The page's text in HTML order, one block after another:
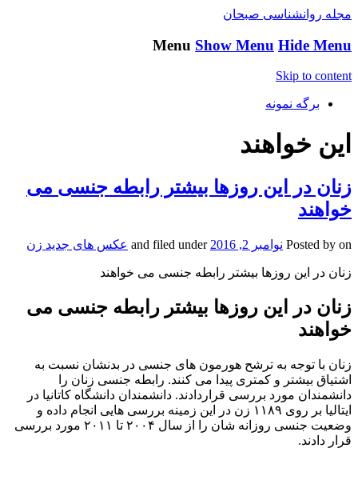
مجله روانشناسی صبحان
Menu Show Menu Hide Menu
Skip to content
برگه نمونه
این خواهند
زنان در این روزها بیشتر رابطه جنسی می
خواهند
Posted by on نوامبر 2, 2016 and filed under عکس های جدید زن
زنان در این روزها بیشتر رابطه جنسی می خواهند
زنان در این روزها بیشتر رابطه جنسی می
خواهند
زنان با توجه به ترشح هورمون های جنسی در بدنشان نسبت به
اشتیاق بیشتر و کمتری پیدا می کنند. رابطه جنسی زنان را
دانشمندان مورد بررسی قراردادند. دانشمندان دانشگاه کاتانیا در
ایتالیا بر روی ۱۱۸۹ زن در این زمینه بررسی هایی انجام داده و
وضعیت جنسی روزانه شان را از سال ۲۰۰۴ تا ۲۰۱۱ مورد بررسی
قرار دادند.